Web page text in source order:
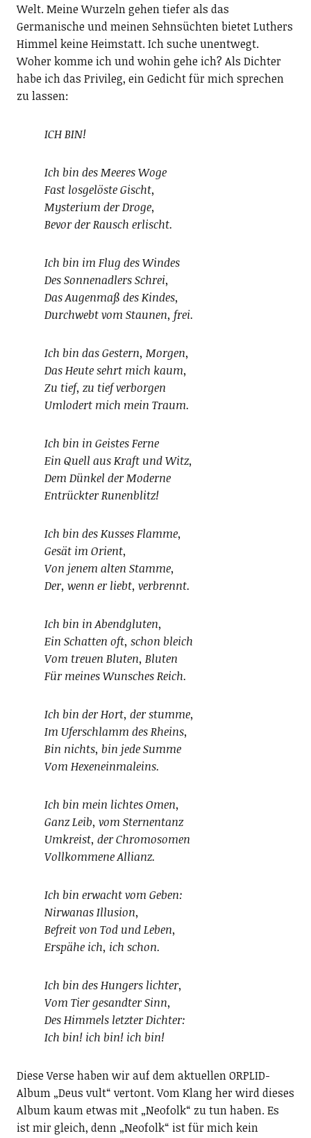
Welt. Meine Wurzeln gehen tiefer als das
Germanische und meinen Sehnsüchten bietet Luthers
Himmel keine Heimstatt. Ich suche unentwegt.
Woher komme ich und wohin gehe ich? Als Dichter
habe ich das Privileg, ein Gedicht für mich sprechen
zu lassen:
ICH BIN!
Ich bin des Meeres Woge
Fast losgelöste Gischt,
Mysterium der Droge,
Bevor der Rausch erlischt.
Ich bin im Flug des Windes
Des Sonnenadlers Schrei,
Das Augenmaß des Kindes,
Durchwebt vom Staunen, frei.
Ich bin das Gestern, Morgen,
Das Heute sehrt mich kaum,
Zu tief, zu tief verborgen
Umlodert mich mein Traum.
Ich bin in Geistes Ferne
Ein Quell aus Kraft und Witz,
Dem Dünkel der Moderne
Entrückter Runenblitz!
Ich bin des Kusses Flamme,
Gesät im Orient,
Von jenem alten Stamme,
Der, wenn er liebt, verbrennt.
Ich bin in Abendgluten,
Ein Schatten oft, schon bleich
Vom treuen Bluten, Bluten
Für meines Wunsches Reich.
Ich bin der Hort, der stumme,
Im Uferschlamm des Rheins,
Bin nichts, bin jede Summe
Vom Hexeneinmaleins.
Ich bin mein lichtes Omen,
Ganz Leib, vom Sternentanz
Umkreist, der Chromosomen
Vollkommene Allianz.
Ich bin erwacht vom Geben:
Nirwanas Illusion,
Befreit von Tod und Leben,
Erspähe ich, ich schon.
Ich bin des Hungers lichter,
Vom Tier gesandter Sinn,
Des Himmels letzter Dichter:
Ich bin! ich bin! ich bin!
Diese Verse haben wir auf dem aktuellen ORPLID-
Album „Deus vult“ vertont. Vom Klang her wird dieses
Album kaum etwas mit „Neofolk“ zu tun haben. Es
ist mir gleich, denn „Neofolk“ ist für mich kein